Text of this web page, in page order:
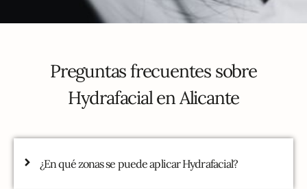
Preguntas frecuentes sobre
Hydrafacial en Alicante
¿En qué zonas se puede aplicar Hydrafacial?